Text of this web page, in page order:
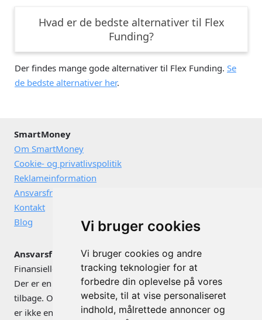
Vi bruger cookies
Vi bruger cookies og andre
tracking teknologier for at
forbedre din oplevelse på vores
website, til at vise personaliseret
indhold, målrettede annoncer og
Hvad er de bedste alternativer til Flex
Funding?
Der findes mange gode alternativer til Flex Funding. Se
de bedste alternativer her.
SmartMoney
Om SmartMoney
Cookie- og privatlivspolitik
Reklameinformation
Ansvarsfraskrivelse
Kontakt
Blog
Ansvarsfraskrivelse
Finansielle instrumenter kan både stige og falde i værdi.
Der er en risiko for, at du ikke får de investerede penge
tilbage. Omtale af konkrete værdipapirer og investeringer
er ikke en anbefaling vedrørende disse, og er ikke et